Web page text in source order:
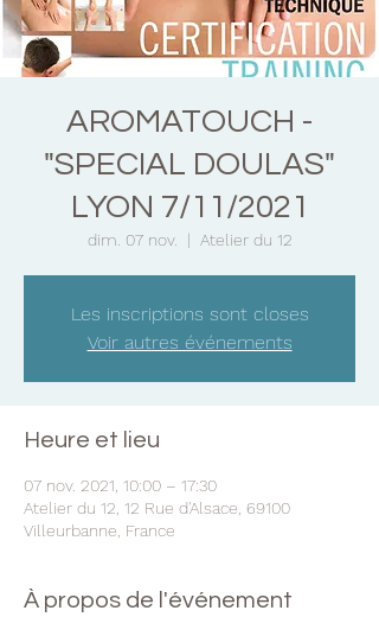
AROMATOUCH -
"SPECIAL DOULAS"
LYON 7/11/2021
dim. 07 nov.
  |
Atelier du 12
Les inscriptions sont closes
Voir autres événements
Heure et lieu
07 nov. 2021, 10:00 – 17:30
Atelier du 12, 12 Rue d'Alsace, 69100
Villeurbanne, France
À propos de l'événement